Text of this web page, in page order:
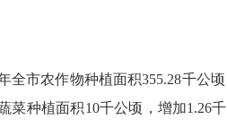
全市农作物种植面积355.28千公顷
菜种植面积10千公顷， 增加1.26